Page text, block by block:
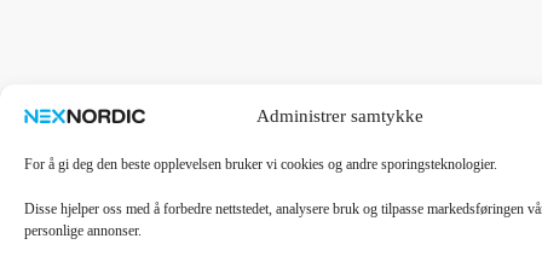
Administrer samtykke
For å gi deg den beste opplevelsen bruker vi cookies og andre sporingsteknologier.
Disse hjelper oss med å forbedre nettstedet, analysere bruk og tilpasse markedsføringen
personlige annonser.